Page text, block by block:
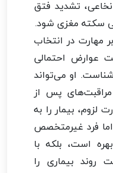
تشدید فتق
سکته مغزی شود.
مهارت در انتخاب
عوارض احتمالی
او می‌تواند
مراقبت‌های پس از
لزوم، بیمار را به
اما فرد غیرمتخصص
است، بلکه با
روند بیماری را